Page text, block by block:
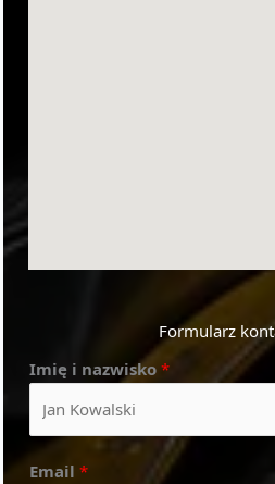
Formularz
Imię i nazwisko *
Email *